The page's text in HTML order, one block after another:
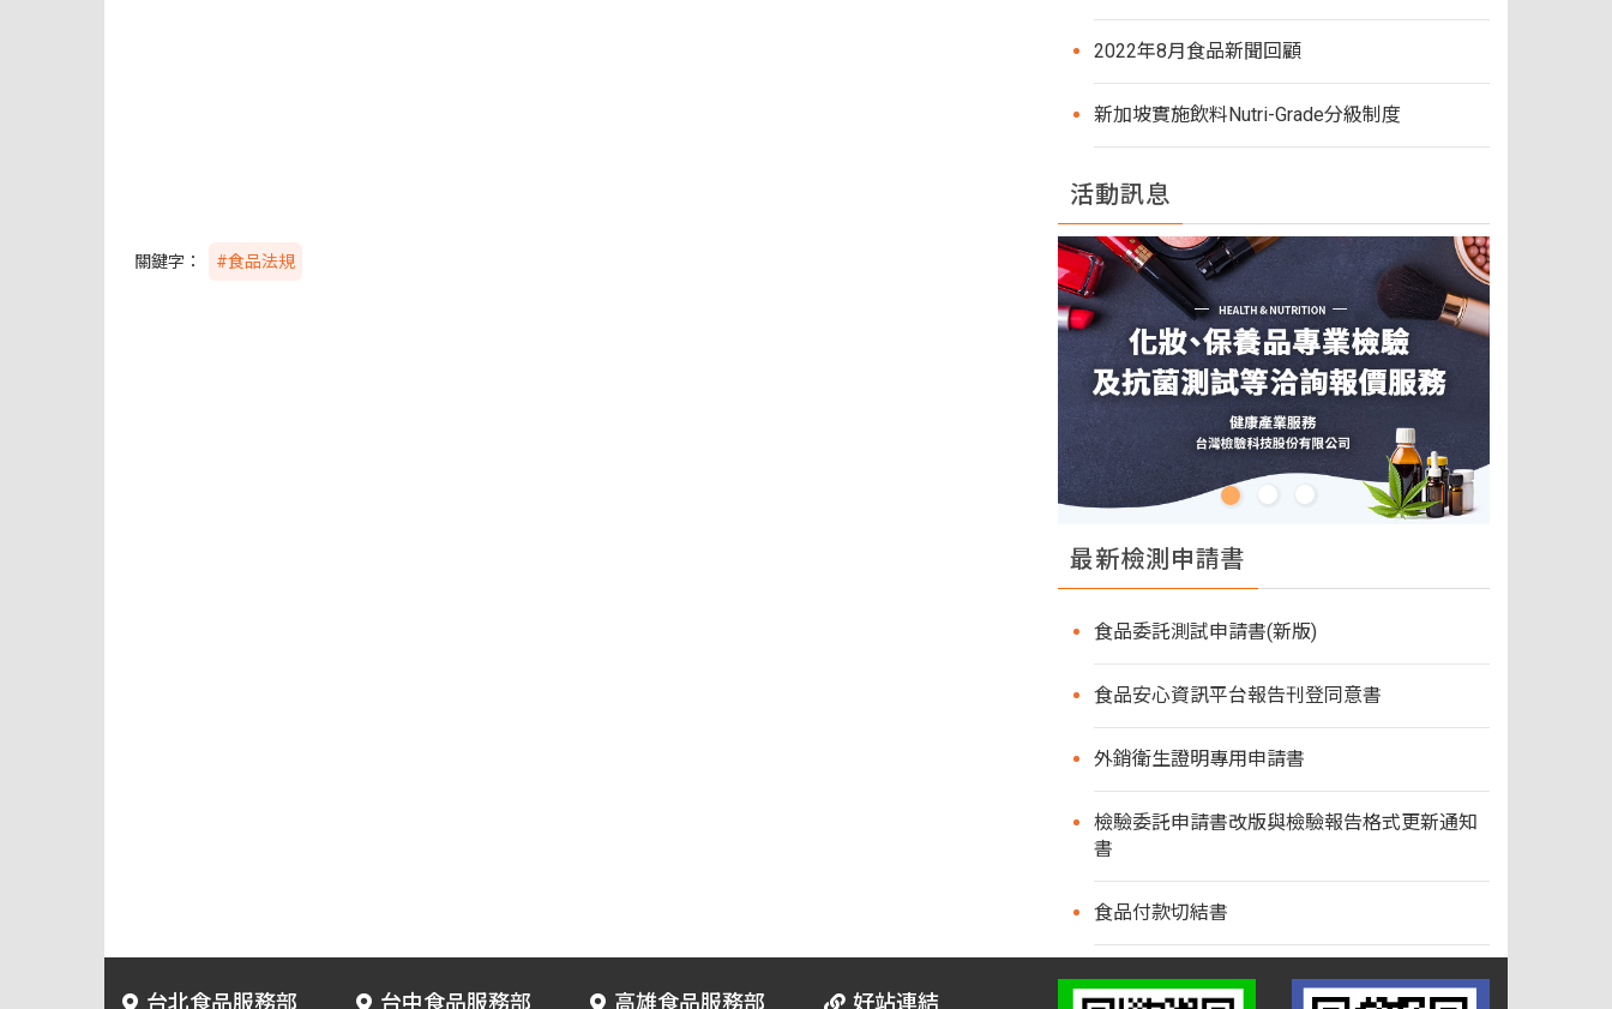
關鍵字： #食品法規
2022年8月食品新聞回顧
新加坡實施飲料Nutri-Grade分級制度
活動訊息
最新檢測申請書
食品委託測試申請書(新版)
食品安心資訊平台報告刊登同意書
外銷衛生證明專用申請書
檢驗委託申請書改版與檢驗報告格式更新通知
書
食品付款切結書
台北食品服務部 台中食品服務部 高雄食品服務部 好站連結